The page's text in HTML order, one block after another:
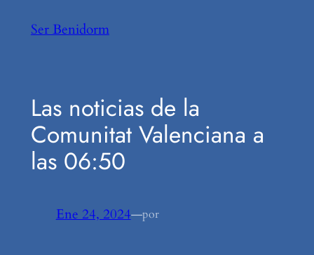
Ser Benidorm
Las noticias de la
Comunitat Valenciana a
las 06:50
Ene 24, 2024—por